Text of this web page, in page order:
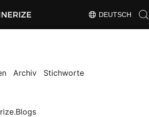
DEUTSCH
Archiv Stichworte